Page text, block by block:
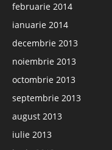
februarie 2014
ianuarie 2014
decembrie 2013
noiembrie 2013
octombrie 2013
septembrie 2013
august 2013
iulie 2013